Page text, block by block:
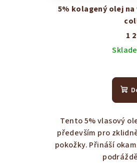
5% kolagený olej
1
Tento 5% vlasový
především pro
pokožky. Přináší